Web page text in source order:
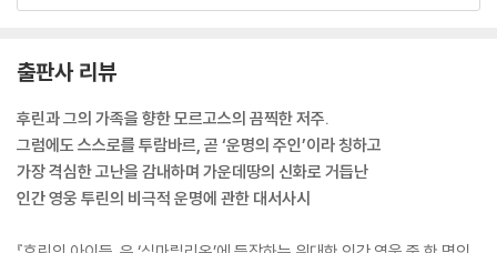
의 왕이 아니며, 온 아르다와 메넬이 너의 손안에 들어간다 하더라도 인간
의 왕이 될 수 없을 것이다. 너는 너를 거부하는 이들을 세상의 둘레를 넘어
서까지 쫓아가지는 못할 것이다.”
--- p.89
있도록 크게 소리를 질렀다. “히슬룸 남자들이 그렇게 거칠고 사나우면, 그
출판사 리뷰
후린과 그의 가족을 향한 모르고스의 끔찍한 저주.
그럼에도 스스로를 투람바르, 곧 ‘운명의 주인’이라 칭하고
가장 격심한 고난을 감내하며 가운데땅의 신화로 거듭난
인간 영웅 투린의 비극적 운명에 관한 대서사시